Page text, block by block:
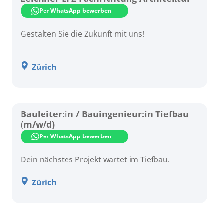
Per WhatsApp bewerben
Gestalten Sie die Zukunft mit uns!
Zürich
Bauleiter:in / Bauingenieur:in Tiefbau
(m/w/d)
Per WhatsApp bewerben
Dein nächstes Projekt wartet im Tiefbau.
Zürich